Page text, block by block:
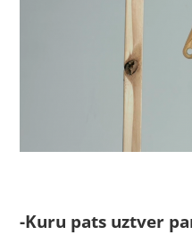
-Kuru pats uztver